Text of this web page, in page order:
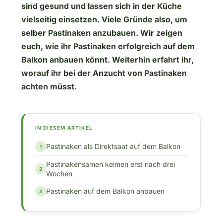
sind gesund und lassen sich in der Küche
vielseitig einsetzen. Viele Gründe also, um
selber Pastinaken anzubauen. Wir zeigen
euch, wie ihr Pastinaken erfolgreich auf dem
Balkon anbauen könnt. Weiterhin erfahrt ihr,
worauf ihr bei der Anzucht von Pastinaken
achten müsst.
IN DIESEM ARTIKEL
Pastinaken als Direktsaat auf dem Balkon
Pastinakensamen keimen erst nach drei
Wochen
Pastinaken auf dem Balkon anbauen